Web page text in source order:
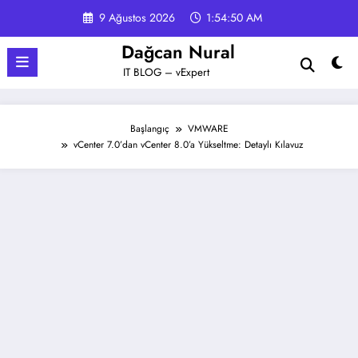
9 Ağustos 2026 1:54:51 AM
Dağcan Nural
IT BLOG – vExpert
Başlangıç
VMWARE
vCenter 7.0’dan vCenter 8.0’a Yükseltme: Detaylı Kılavuz